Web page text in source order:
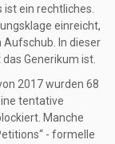
ein rechtliches.
einreicht,
In dieser
Generikum ist.
2017 wurden 68
tentative
Manche
- formelle